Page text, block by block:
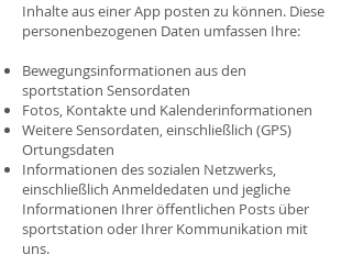
Inhalte aus einer App posten zu können. Diese
personenbezogenen Daten umfassen Ihre:
Bewegungsinformationen aus den
sportstation Sensordaten
Fotos, Kontakte und Kalenderinformationen
Weitere Sensordaten, einschließlich (GPS)
Ortungsdaten
Informationen des sozialen Netzwerks,
einschließlich Anmeldedaten und jegliche
Informationen Ihrer öffentlichen Posts über
sportstation oder Ihrer Kommunikation mit
uns.